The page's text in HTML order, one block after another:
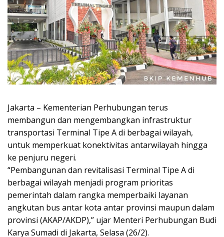
Jakarta – Kementerian Perhubungan terus
membangun dan mengembangkan infrastruktur
transportasi Terminal Tipe A di berbagai wilayah,
untuk memperkuat konektivitas antarwilayah hingga
ke penjuru negeri.
“Pembangunan dan revitalisasi Terminal Tipe A di
berbagai wilayah menjadi program prioritas
pemerintah dalam rangka memperbaiki layanan
angkutan bus antar kota antar provinsi maupun dalam
provinsi (AKAP/AKDP),” ujar Menteri Perhubungan Budi
Karya Sumadi di Jakarta, Selasa (26/2).